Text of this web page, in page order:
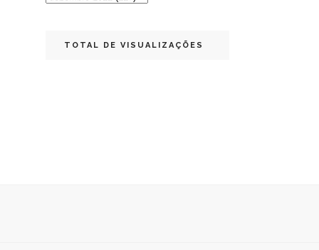
TOTAL DE VISUALIZAÇÕES